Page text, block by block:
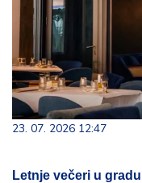
23. 07. 2026 12:47
Letnje večeri u